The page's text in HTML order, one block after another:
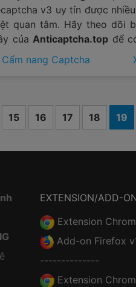
v3 uy tín được
quan tâm. Hãy theo dõi
của Anticaptcha.top để
những vấn đề này.
Cẩm nang Captcha
15 16 17 18 19
EXTENSION/ADD-
Extension
Add-on Firefox
--------------
Extension